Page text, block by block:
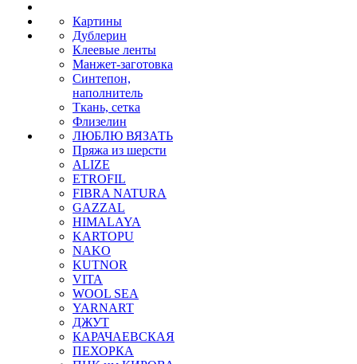
Картины
Дублерин
Клеевые ленты
Манжет-заготовка
Синтепон,
наполнитель
Ткань, сетка
Флизелин
ЛЮБЛЮ ВЯЗАТЬ
Пряжа из шерсти
ALIZE
ETROFIL
FIBRA NATURA
GAZZAL
HIMALAYA
KARTOPU
NAKO
KUTNOR
VITA
WOOL SEA
YARNART
ДЖУТ
КАРАЧАЕВСКАЯ
ПЕХОРКА